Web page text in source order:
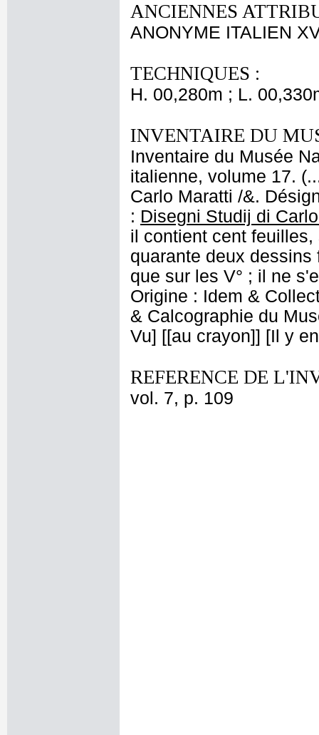
ANCIENNES
ANONYME ITALIEN
TECHNIQUES :
H. 00,280m ; L.
INVENTAIRE DU
Inventaire du Musée
italienne, volume 17.
Carlo Maratti /&.
: Disegni Studij di
il contient cent
quarante deux dessins
que sur les V° ; il ne
Origine : Idem &
& Calcographie du
Vu] [[au crayon]] [Il y
REFERENCE DE
vol. 7, p. 109